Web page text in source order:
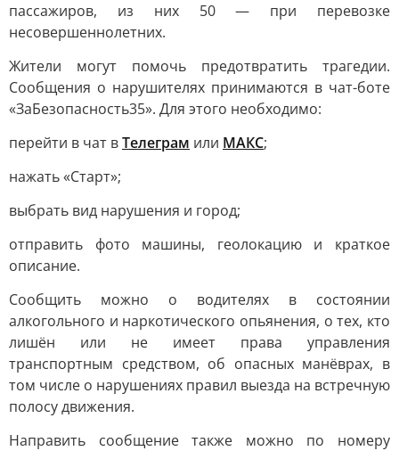
пассажиров, из них 50 — при перевозке
несовершеннолетних.
Жители могут помочь предотвратить трагедии.
Сообщения о нарушителях принимаются в чат-боте
«ЗаБезопасность35». Для этого необходимо:
перейти в чат вТелеграм или МАКС;
нажать «Старт»;
выбрать вид нарушения и город;
отправить фото машины, геолокацию и краткое
описание.
Сообщить можно о водителях в состоянии
алкогольного и наркотического опьянения, о тех, кто
лишён или не имеет права управления
транспортным средством, об опасных манёврах, в
том числе о нарушениях правил выезда на встречную
полосу движения.
Направить сообщение также можно по номеру